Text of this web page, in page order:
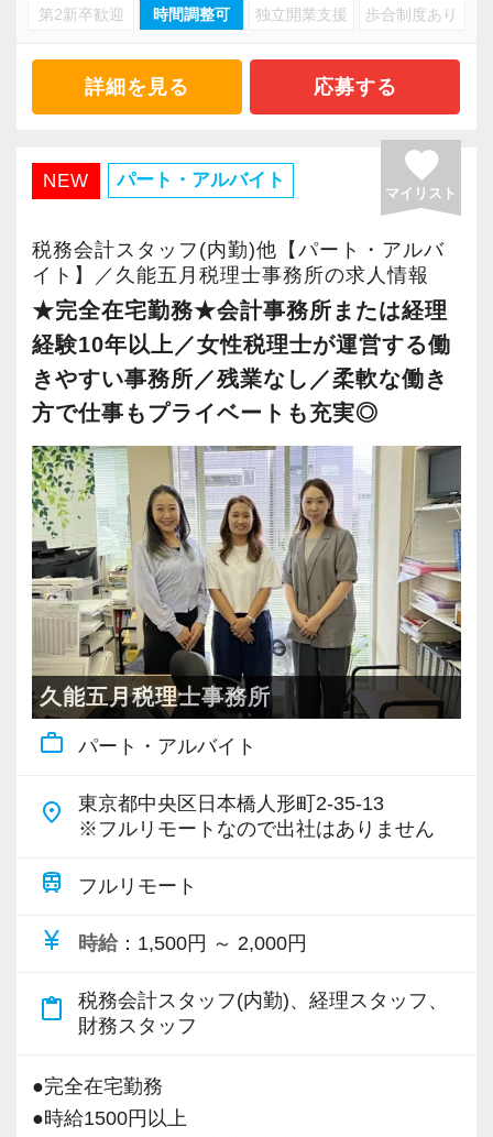
・キャリアアップ志向のある方
・顧客対応や提案業務に挑戦したい方
・資産税など専門性を高めたい方
・将来的にマネジメントに関わりたい方
＜まずはカジュアル面談へ＞
・事前に気軽な面談を実施
・仕事内容やキャリアを相談可
・ざっくばらんに質問OK
・納得後に選考へ進めます
・入社時期は柔軟に対応
・半年～1年の調整も可能
まずはカジュアル面談からでも歓迎です
「応募する」からお気軽にご連絡ください。
・資産税や相続など専門性の高い案件あり
・経験値が自然と積み上がる環境
・有給取得率90％以上
・繁忙期も月30～40h程度
・男性の育休取得率100％
・テレワーク導入済み
・全席デュアルモニタ完備
＜幅広い経験・成長環境＞
・9割が紹介の安定基盤
・一般企業～医療・学校法人まで対応
・個人～大企業まで幅広く経験可能
・税務顧問＋資産税に関与
・相続／事業承継／M&Aにも対応
＜成長中の税理士法人＞
・全国14拠点で事業展開
・従業員240名以上に拡大
・会計・税務・財務・労務まで対応
・書籍購入費／研修費は全額会社負担
・資格取得を目指す社員が多数
＜募集の背景＞
・事業拡大に伴う増員募集
・組織力強化に向けた採用
・将来の中核人材を募集
第2新卒歓迎 時間調整可 独立開業支援 歩合制度あり
詳細を見る 応募する
NEW パート・アルバイト favorite
マイリスト
税務会計スタッフ(内勤)他【パート・アルバ
イト】／久能五月税理士事務所の求人情報
★完全在宅勤務★会計事務所または経理
経験10年以上／女性税理士が運営する働
きやすい事務所／残業なし／柔軟な働き
方で仕事もプライベートも充実◎
久能五月税理士事務所
work_outline パート・アルバイト
place
東京都中央区日本橋人形町2-35-13
※フルリモートなので出社はありません
train フルリモート
currency_yen 時給 ：1,500円 ～ 2,000円
content_paste
税務会計スタッフ(内勤)、経理スタッフ、
財務スタッフ
●完全在宅勤務
●時給1500円以上